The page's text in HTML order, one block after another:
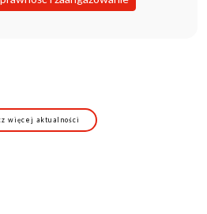
więcej aktualności